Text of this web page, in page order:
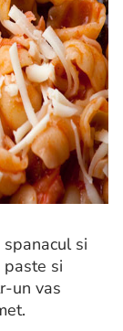
si
paste si
un vas